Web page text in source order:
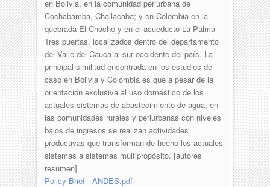
en Bolivia, en la comunidad periurbana de
Cochabamba, Challacaba; y en Colombia en la
quebrada El Chocho y en el acueducto La Palma –
Tres puertas, localizados dentro del departamento
del Valle del Cauca al sur occidente del país. La
principal similitud encontrada en los estudios de
caso en Bolivia y Colombia es que a pesar de la
orientación exclusiva al uso doméstico de los
actuales sistemas de abastecimiento de agua, en
las comunidades rurales y periurbanas con niveles
bajos de ingresos se realizan actividades
productivas que transforman de hecho los actuales
sistemas a sistemas multipropósito. [autores
resumen]
Policy Brief - ANDES.pdf